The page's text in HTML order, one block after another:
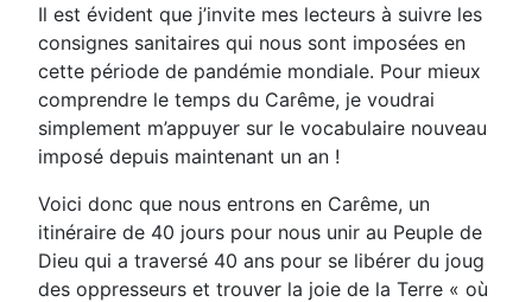
Il est évident que j’invite mes lecteurs à suivre les
consignes sanitaires qui nous sont imposées en
cette période de pandémie mondiale. Pour mieux
comprendre le temps du Carême, je voudrai
simplement m’appuyer sur le vocabulaire nouveau
imposé depuis maintenant un an !
Voici donc que nous entrons en Carême, un
itinéraire de 40 jours pour nous unir au Peuple de
Dieu qui a traversé 40 ans pour se libérer du joug
des oppresseurs et trouver la joie de la Terre « où